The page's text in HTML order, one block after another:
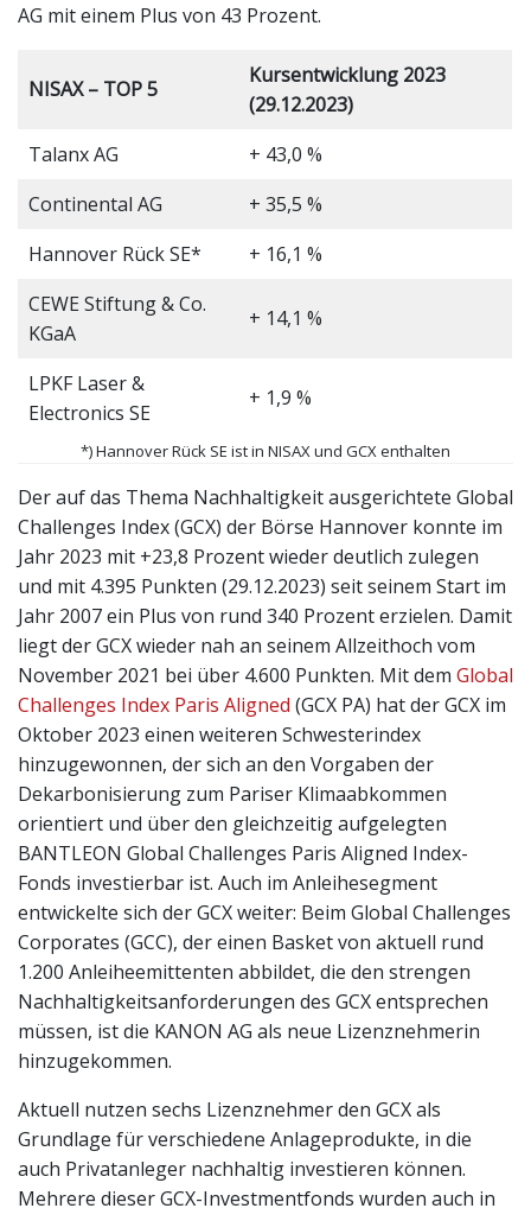
AG mit einem Plus von 43 Prozent.
NISAX – TOP 5
Kursentwicklung 2023
(29.12.2023)
Talanx AG
+ 43,0 %
Continental AG
+ 35,5 %
Hannover Rück SE*
+ 16,1 %
CEWE Stiftung & Co.
KGaA
+ 14,1 %
LPKF Laser &
Electronics SE
+ 1,9 %
*) Hannover Rück SE ist in NISAX und GCX enthalten
Der auf das Thema Nachhaltigkeit ausgerichtete Global
Challenges Index (GCX) der Börse Hannover konnte im
Jahr 2023 mit +23,8 Prozent wieder deutlich zulegen
und mit 4.395 Punkten (29.12.2023) seit seinem Start im
Jahr 2007 ein Plus von rund 340 Prozent erzielen. Damit
liegt der GCX wieder nah an seinem Allzeithoch vom
November 2021 bei über 4.600 Punkten. Mit dem Global
Challenges Index Paris Aligned (GCX PA) hat der GCX im
Oktober 2023 einen weiteren Schwesterindex
hinzugewonnen, der sich an den Vorgaben der
Dekarbonisierung zum Pariser Klimaabkommen
orientiert und über den gleichzeitig aufgelegten
BANTLEON Global Challenges Paris Aligned Index-
Fonds investierbar ist. Auch im Anleihesegment
entwickelte sich der GCX weiter: Beim Global Challenges
Corporates (GCC), der einen Basket von aktuell rund
1.200 Anleiheemittenten abbildet, die den strengen
Nachhaltigkeitsanforderungen des GCX entsprechen
müssen, ist die KANON AG als neue Lizenznehmerin
hinzugekommen.
Aktuell nutzen sechs Lizenznehmer den GCX als
Grundlage für verschiedene Anlageprodukte, in die
auch Privatanleger nachhaltig investieren können.
Mehrere dieser GCX-Investmentfonds wurden auch in